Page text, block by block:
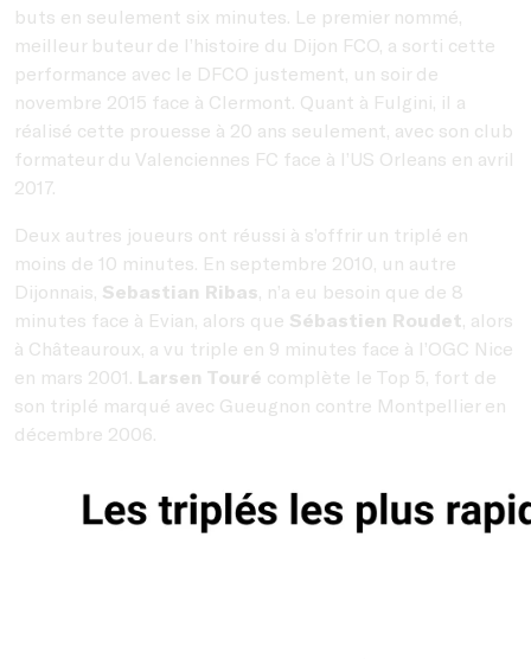
buts en seulement six minutes. Le premier nommé,
meilleur buteur de l’histoire du Dijon FCO, a sorti cette
performance avec le DFCO justement, un soir de
novembre 2015 face à Clermont. Quant à Fulgini, il a
réalisé cette prouesse à 20 ans seulement, avec son club
formateur du Valenciennes FC face à l’US Orleans en avril
2017.
Deux autres joueurs ont réussi à s’offrir un triplé en
moins de 10 minutes. En septembre 2010, un autre
Dijonnais, Sebastian Ribas, n’a eu besoin que de 8
minutes face à Evian, alors que Sébastien Roudet, alors
à Châteauroux, a vu triple en 9 minutes face à l’OGC Nice
en mars 2001. Larsen Touré complète le Top 5, fort de
son triplé marqué avec Gueugnon contre Montpellier en
décembre 2006.